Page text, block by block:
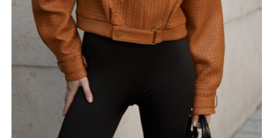
*описание несет информационный характер, состав и
правила ухода могут быть изменены производителем